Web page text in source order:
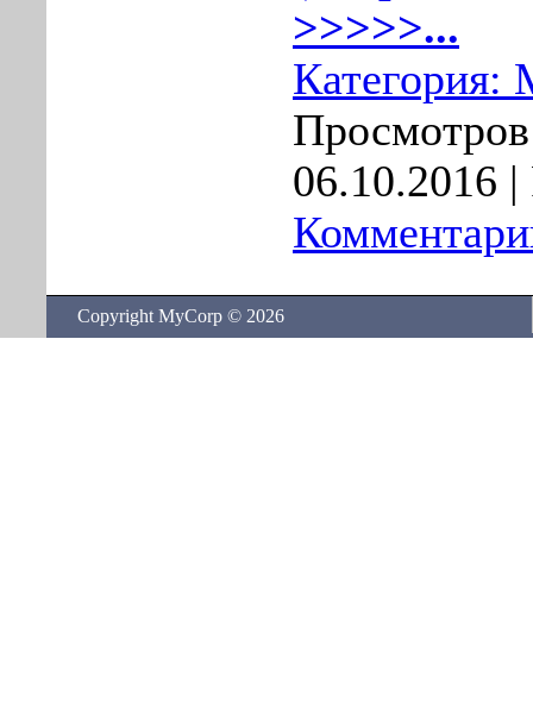
>>>>>...
Категория:
06.10.2016 |
Copyright MyCorp © 2026